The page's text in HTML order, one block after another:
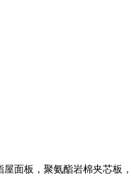
面板，聚氨酯岩棉夹芯板